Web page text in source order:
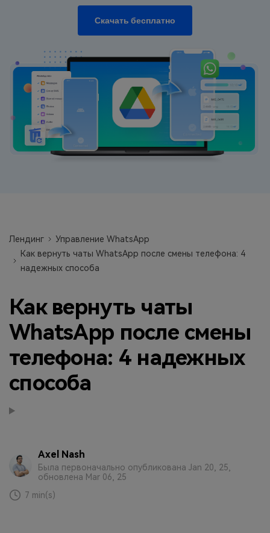
фотографии, видео и многое
другое со смартфона на смартфон,
со смартфона на ПК и наоборот.
Резервное копирование и
восстановление
Создавайте резервные копии для
18+ типов данных и данных
WhatsApp на ПК. С легкостью
восстанавливайте резервные
Переносите музыкальные
плейлисты с одного потокового
Приложение
Mutsapper
Передавайте данные WhatsApp &
WhatsApp Business без сброса
настроек к заводским.
данные WhatsApp и файлы между
Скачать
Скачать бесплатно
Лендинг
Управление WhatsApp
Как вернуть чаты WhatsApp после смены телефона: 4
надежных способа
Как вернуть чаты
WhatsApp после смены
телефона: 4 надежных
способа
Axel Nash
Была первоначально опубликована Jan 20, 25,
обновлена Mar 06, 25
7 min(s)